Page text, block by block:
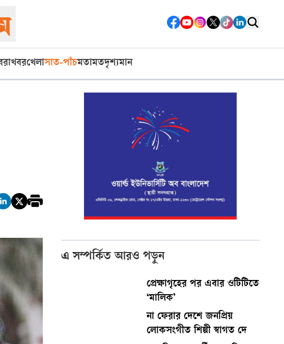
খেলাসাত-পাঁচমতামতদৃশ্যমান
এ সম্পর্কিত আরও পড়ুন
প্রেক্ষাগৃহের পর এবার ওটিটিতে
‘মালিক’
না ফেরার দেশে জনপ্রিয়
লোকসংগীত শিল্পী স্বাগত দে